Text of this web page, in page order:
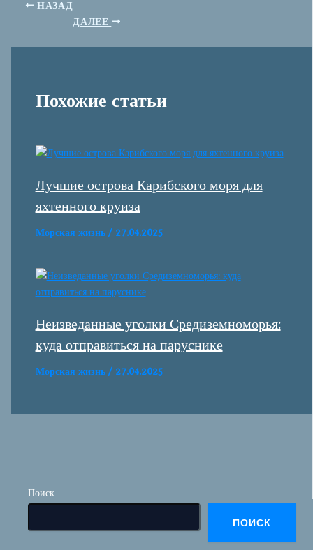
Поиск
ПОИСК
НАЗАД
ДАЛЕЕ
Похожие статьи
Лучшие острова Карибского моря для
яхтенного круиза
Морская жизнь/ 27.04.2025
Неизведанные уголки Средиземноморья:
куда отправиться на паруснике
Морская жизнь/ 27.04.2025